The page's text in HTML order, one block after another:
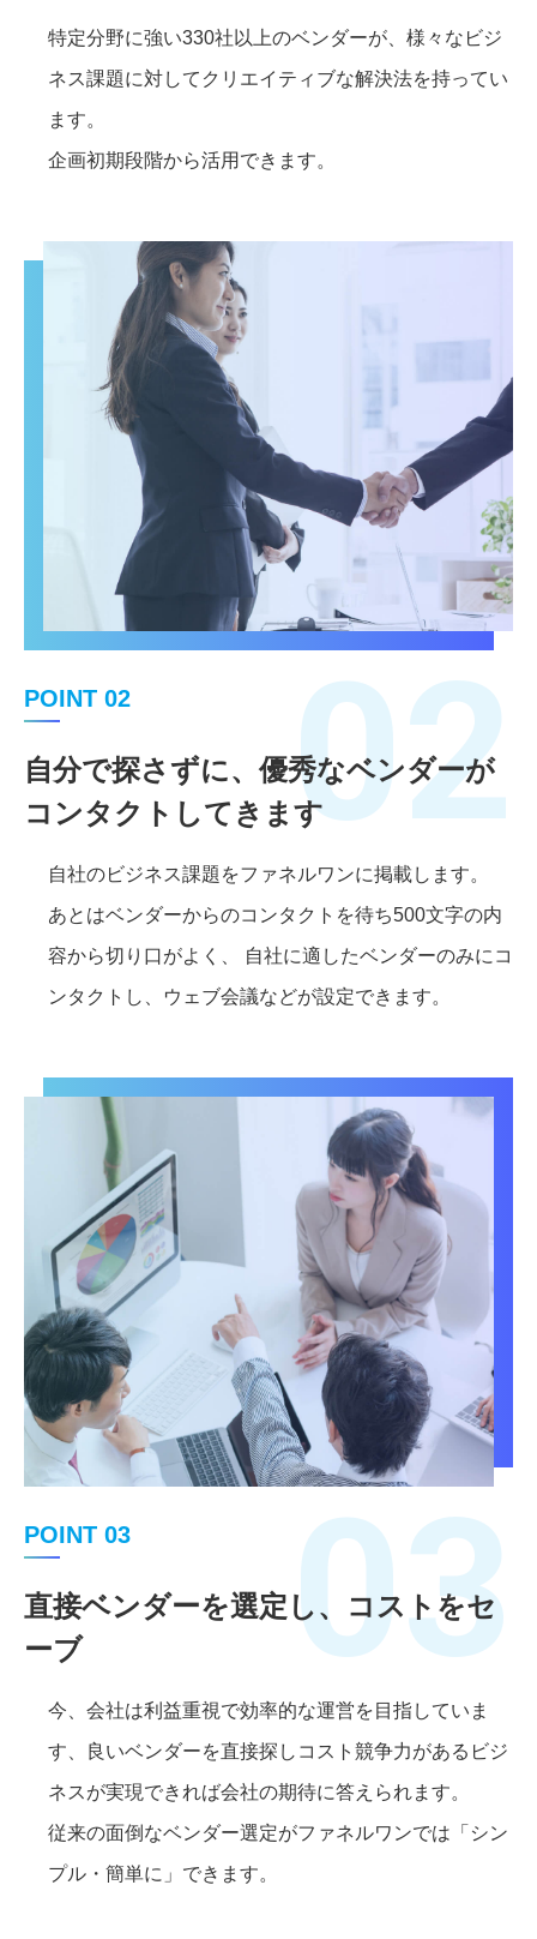
特定分野に強い330社以上のベンダーが、様々なビジ
ネス課題に対してクリエイティブな解決法を持ってい
ます。
企画初期段階から活用できます。
POINT 02
自分で探さずに、優秀なベンダーが
コンタクトしてきます02
自社のビジネス課題をファネルワンに掲載します。
あとはベンダーからのコンタクトを待ち500文字の内
容から切り口がよく、 自社に適したベンダーのみにコ
ンタクトし、ウェブ会議などが設定できます。
POINT 03
直接ベンダーを選定し、コストをセ
ーブ
03
今、会社は利益重視で効率的な運営を目指していま
す、良いベンダーを直接探しコスト競争力があるビジ
ネスが実現できれば会社の期待に答えられます。
従来の面倒なベンダー選定がファネルワンでは「シン
プル・簡単に」できます。